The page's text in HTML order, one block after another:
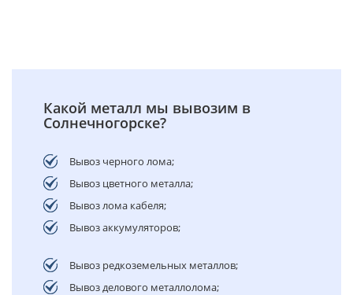
Какой металл мы вывозим в
Солнечногорске?
Вывоз черного лома;
Вывоз цветного металла;
Вывоз лома кабеля;
Вывоз аккумуляторов;
Вывоз редкоземельных металлов;
Вывоз делового металлолома;